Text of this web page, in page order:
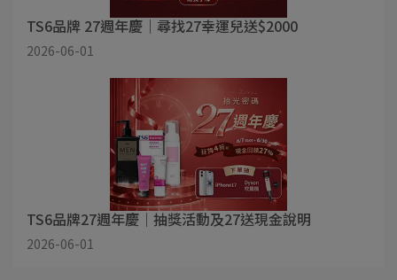
TS6品牌 27週年慶｜尋找27幸運兒送$2000
2026-06-01
TS6品牌27週年慶｜抽獎活動及27送現金說明
2026-06-01